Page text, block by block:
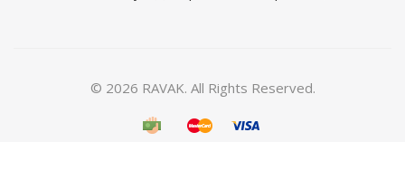
© 2026 RAVAK. All Rights Reserved.